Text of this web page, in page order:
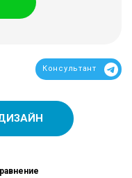
Консультант